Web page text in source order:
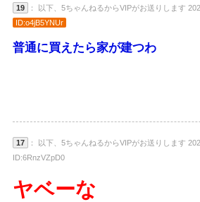
19
： 以下、5ちゃんねるからVIPがお送りします
ID:o4jB5YNUr
普通に買えたら家が建つわ
17
： 以下、5ちゃんねるからVIPがお送りします
ID:6RnzVZpD0
ヤベーな